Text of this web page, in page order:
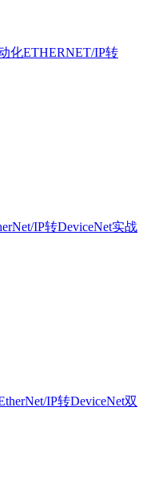
化ETHERNET/IP转
IP转DeviceNet实战
IP转DeviceNet双